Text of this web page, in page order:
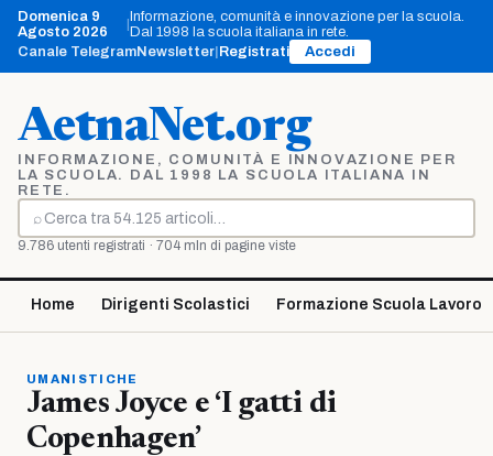
Vai
contenuto
Domenica 9
Agosto 2026
|Informazione, comunità e innovazione per la scuola.
Dal 1998 la scuola italiana in rete.
Canale TelegramNewsletter Registrati Accedi
AetnaNet.org
INFORMAZIONE, COMUNITÀ E INNOVAZIONE PER
LA SCUOLA. DAL 1998 LA SCUOLA ITALIANA IN
RETE.
⌕
Cerca
9.786 utenti registrati · 704 mln di pagine viste
Home Dirigenti Scolastici Formazione Scuola Lavoro
UMANISTICHE
James Joyce e ‘I gatti di
Copenhagen’